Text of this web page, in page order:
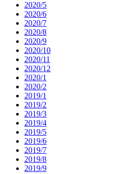
2020/5
2020/6
2020/7
2020/8
2020/9
2020/10
2020/11
2020/12
2020/1
2020/2
2019/1
2019/2
2019/3
2019/4
2019/5
2019/6
2019/7
2019/8
2019/9